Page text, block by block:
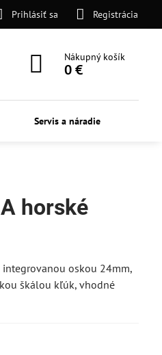
Prihlásiť sa Registrácia
Nákupný košík
0 €
Servis a náradie
horské
integrovanou oskou 24mm,
škálou kľúk, vhodné